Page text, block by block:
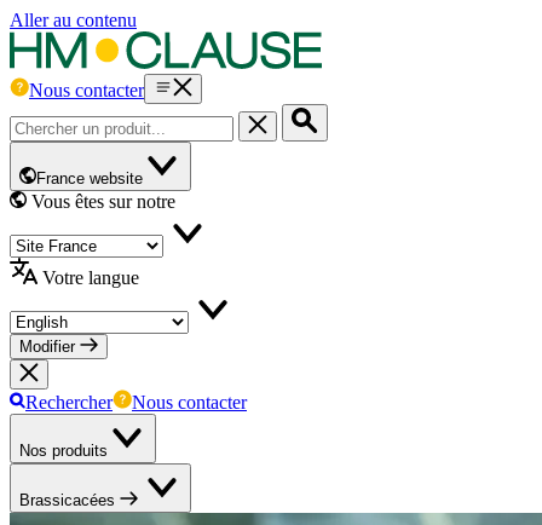
Aller au contenu
Nous contacter
France website
Vous êtes sur notre
Votre langue
Modifier
Rechercher Nous contacter
Nos produits
Brassicacées